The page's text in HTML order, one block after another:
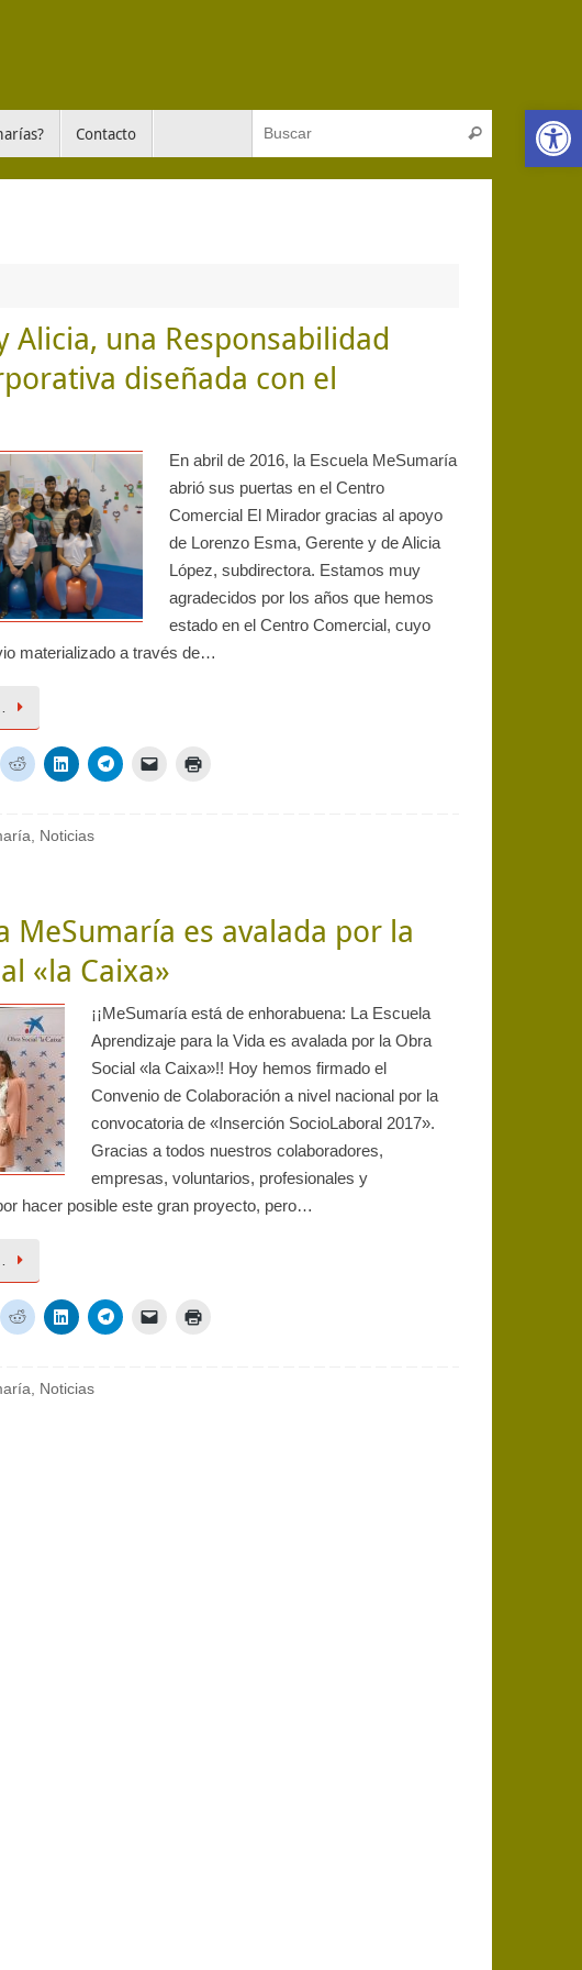
Abrir
Contacto
Búsqueda
Buscar
Alicia, una Responsabilidad
diseñada con el
En abril de 2016, la Escuela MeSumaría
abrió sus puertas en el Centro
Comercial El Mirador gracias al apoyo
de Lorenzo Esma, Gerente y de Alicia
López, subdirectora. Estamos muy
agradecidos por los años que hemos
estado en el Centro Comercial, cuyo
materializado a través de…
, Noticias
MeSumaría es avalada por la
«la Caixa»
¡¡MeSumaría está de enhorabuena: La Escuela
Aprendizaje para la Vida es avalada por la Obra
Social «la Caixa»!! Hoy hemos firmado el
Convenio de Colaboración a nivel nacional por la
convocatoria de «Inserción SocioLaboral 2017».
Gracias a todos nuestros colaboradores,
empresas, voluntarios, profesionales y
hacer posible este gran proyecto, pero…
Noticias